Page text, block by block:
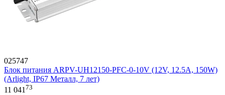
025747
Блок питания ARPV-UH12150-PFC-0-10V (12V, 12.5A, 150W)
(Arlight, IP67 Металл, 7 лет)
11 041 73